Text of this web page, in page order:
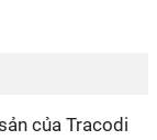
của Tracodi